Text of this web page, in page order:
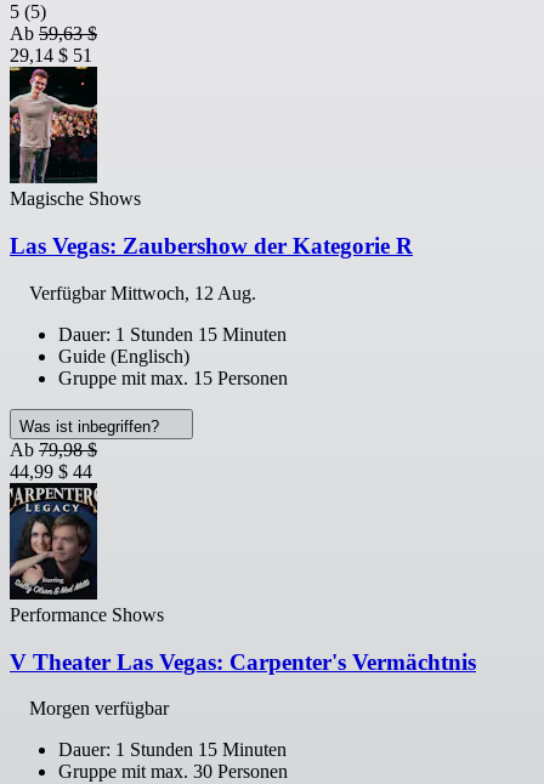
5 (5)
Ab 59,63 $
29,14 $ 51
Magische Shows
Las Vegas: Zaubershow der Kategorie R
VerfügbarMittwoch, 12 Aug.
Dauer: 1 Stunden 15 Minuten
Guide (Englisch)
Gruppe mit max. 15 Personen
Was ist inbegriffen?
Ab 79,98 $
44,99 $ 44
Performance Shows
V Theater Las Vegas: Carpenter's Vermächtnis
Morgen verfügbar
Dauer: 1 Stunden 15 Minuten
Gruppe mit max. 30 Personen